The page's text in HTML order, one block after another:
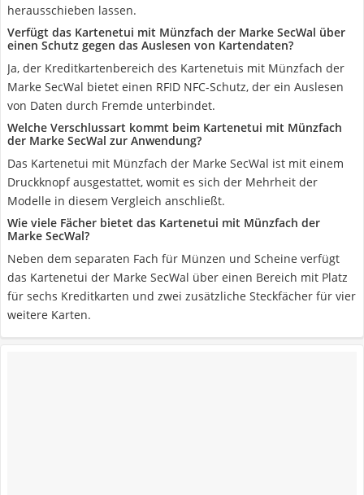
herausschieben lassen.
Verfügt das Kartenetui mit Münzfach der Marke SecWal über
einen Schutz gegen das Auslesen von Kartendaten?
Ja, der Kreditkartenbereich des Kartenetuis mit Münzfach der
Marke SecWal bietet einen RFID NFC-Schutz, der ein Auslesen
von Daten durch Fremde unterbindet.
Welche Verschlussart kommt beim Kartenetui mit Münzfach
der Marke SecWal zur Anwendung?
Das Kartenetui mit Münzfach der Marke SecWal ist mit einem
Druckknopf ausgestattet, womit es sich der Mehrheit der
Modelle in diesem Vergleich anschließt.
Wie viele Fächer bietet das Kartenetui mit Münzfach der
Marke SecWal?
Neben dem separaten Fach für Münzen und Scheine verfügt
das Kartenetui der Marke SecWal über einen Bereich mit Platz
für sechs Kreditkarten und zwei zusätzliche Steckfächer für vier
weitere Karten.